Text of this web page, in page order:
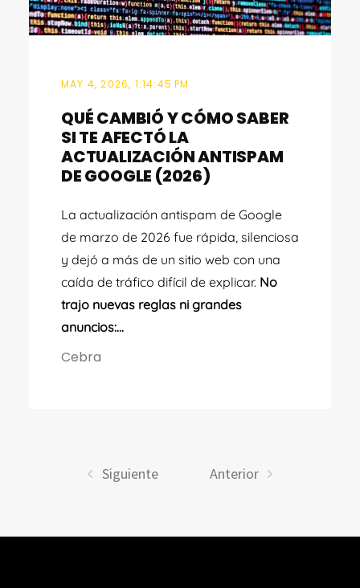
MAY 4, 2026, 1:14:45 PM
QUÉ CAMBIÓ Y CÓMO SABER
SI TE AFECTÓ LA
ACTUALIZACIÓN ANTISPAM
DE GOOGLE (2026)
La actualización antispam de Google
de marzo de 2026 fue rápida, silenciosa
y dejó a más de un sitio web con una
caída de tráfico difícil de explicar. No
trajo nuevas reglas ni grandes
anuncios:...
Cebra
Siguiente Anterior